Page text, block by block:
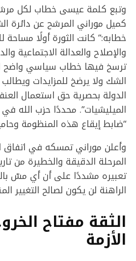
وتبع كلمة عيسى خطاب لكل
كميل موراني المرشح عن دائرة
خطابه:” كانت الثورة أولًا مساحة
والإصلاح والعدالة الاجتماعية
ترسخ فيها خطاب سياسي واضح
الشك ولا يرضخ للمزايدات
الدولة بحصرية حق استعمال
الميليشيات”. محددًا حزب الله
“ضابط إيقاع هذه المنظومة
وأعلن موراني تمسكه في
المرحلة الدقيقة والخطيرة من
تعبيره مشددًا على أن أي مسّ
الراهنة لن يكون لصالح التغيير
الثقة مفتاح
الأزمة